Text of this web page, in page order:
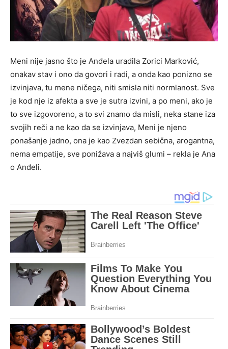
Meni nije jasno što je Anđela uradila Zorici Marković,
onakav stav i ono da govori i radi, a onda kao ponizno se
izvinjava, tu mene ničega, niti smisla niti normlanost. Sve
je kod nje iz afekta a sve je sutra izvini, a po meni, ako je
to sve izgovoreno, a to svi znamo da misli, neka stane iza
svojih reči a ne kao da se izvinjava, Meni je njeno
ponašanje jadno, ona je kao Zvezdan sebična, arogantna,
nema empatije, sve ponižava a najviš glumi – rekla je Ana
o Anđeli.